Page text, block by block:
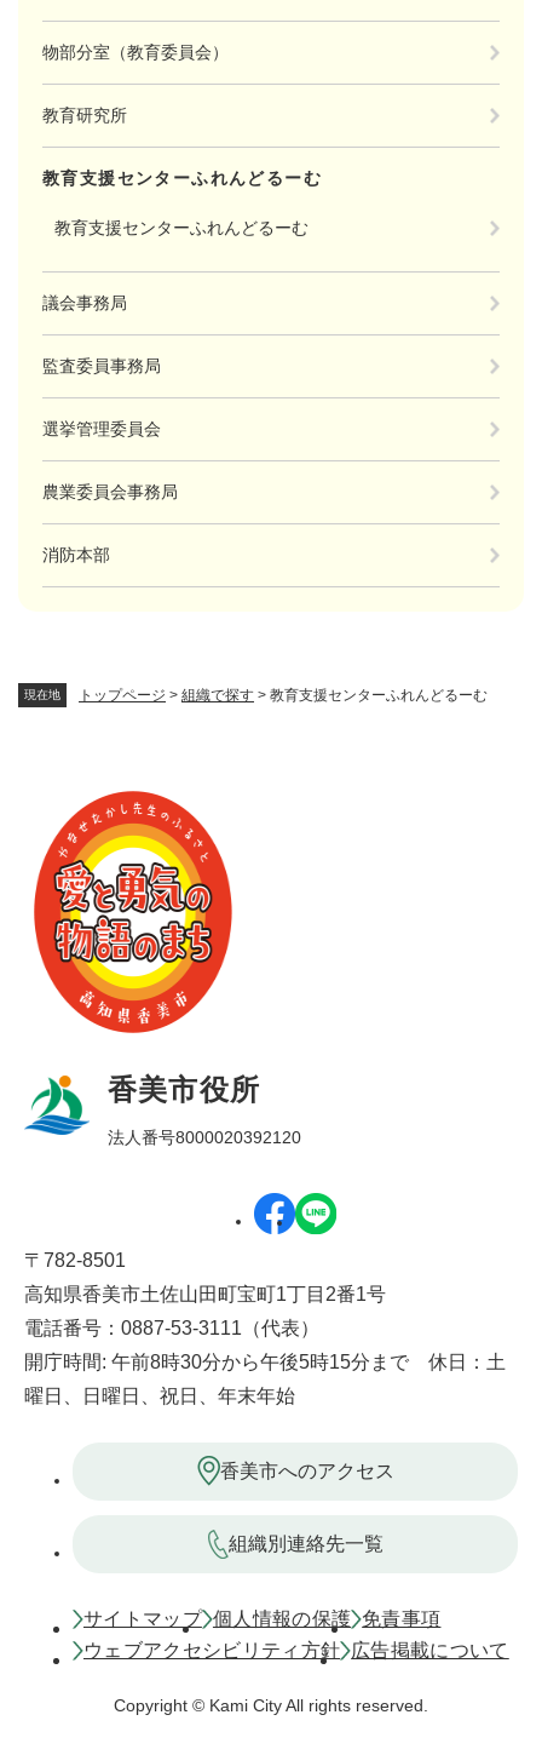
現在地 トップページ > 組織で探す > 教育支援センターふれんどるーむ
物部分室（教育委員会）
教育研究所
教育支援センターふれんどるーむ
教育支援センターふれんどるーむ
議会事務局
監査委員事務局
選挙管理委員会
農業委員会事務局
消防本部
香美市役所
法人番号8000020392120
〒782-8501
高知県香美市土佐山田町宝町1丁目2番1号
電話番号：0887-53-3111（代表）
開庁時間: 午前8時30分から午後5時15分まで 休日：土
曜日、日曜日、祝日、年末年始
香美市へのアクセス
組織別連絡先一覧
サイトマップ 個人情報の保護 免責事項
ウェブアクセシビリティ方針
広告掲載について
Copyright © Kami City All rights reserved.